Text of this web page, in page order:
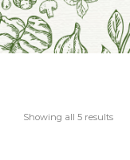
Showing all 5 results